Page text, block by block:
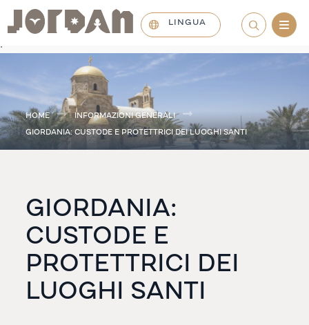
.
LINGUA
HOME INFORMAZIONI GENERALI
GIORDANIA: CUSTODE E PROTETTRICI DEI LUOGHI SANTI
GIORDANIA:
CUSTODE E
PROTETTRICI DEI
LUOGHI SANTI